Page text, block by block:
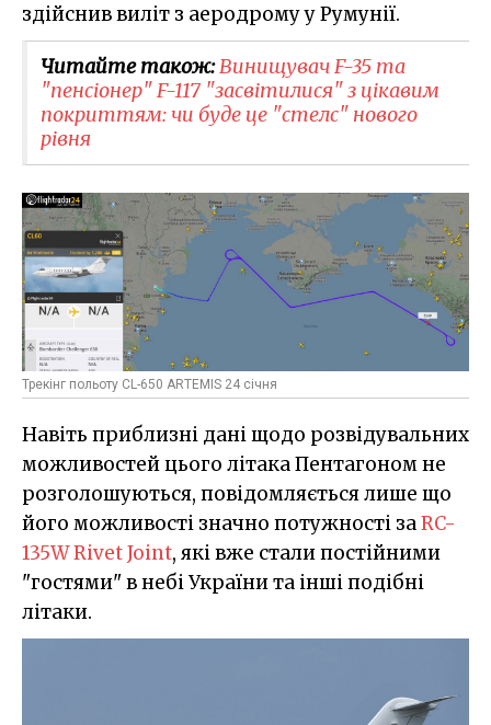
здійснив виліт з аеродрому у Румунії.
Читайте також:Винищувач F-35 та
"пенсіонер" F-117 "засвітилися" з цікавим
покриттям: чи буде це "стелс" нового
рівня
Трекінг польоту CL-650 ARTEMIS 24 січня
Навіть приблизні дані щодо розвідувальних
можливостей цього літака Пентагоном не
розголошуються, повідомляється лише що
його можливості значно потужності заRC-
135W Rivet Joint, які вже стали постійними
"гостями" в небі України та інші подібні
літаки.